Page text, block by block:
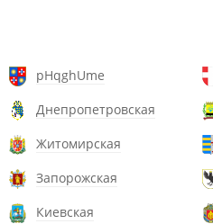
pHqghUme
Днепропетровская
Житомирская
Запорожская
Киевская